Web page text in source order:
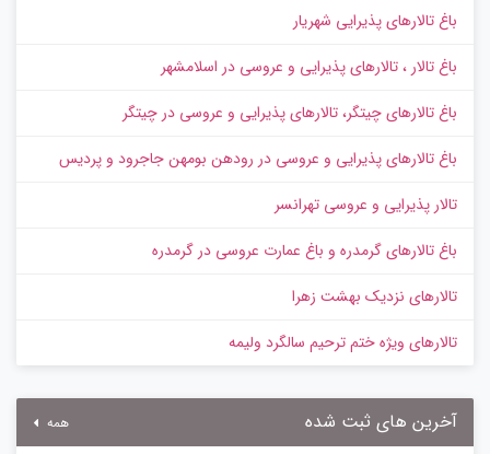
باغ تالارهای پذیرایی شهریار
باغ تالار ، تالارهای پذیرایی و عروسی در اسلامشهر
باغ تالارهای چیتگر، تالارهای پذیرایی و عروسی در چیتگر
باغ تالارهای پذیرایی و عروسی در رودهن بومهن جاجرود و پردیس
تالار پذیرایی و عروسی تهرانسر
باغ تالارهای گرمدره و باغ عمارت عروسی در گرمدره
تالارهای نزدیک بهشت زهرا
تالارهای ویژه ختم ترحیم سالگرد ولیمه
آخرین های ثبت شده همه